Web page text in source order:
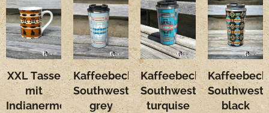
XXL Tasse
mit
Indianermotiv
Kaffeebecher
Southwest
grey
Kaffeebecher
Southwest
turquise
Southwest
black